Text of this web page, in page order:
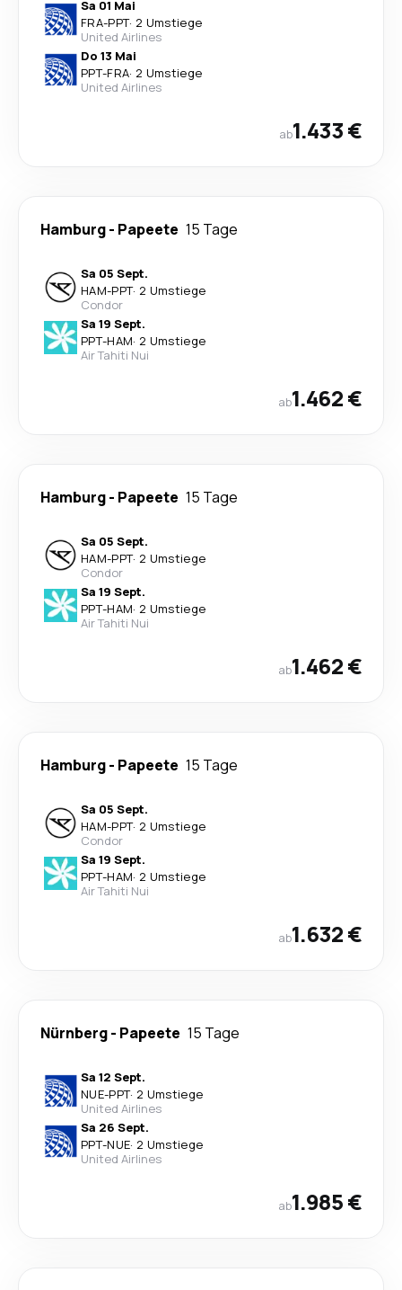
Sa 01 Mai
FRA-PPT· 2 Umstiege
United Airlines
Do 13 Mai
PPT-FRA· 2 Umstiege
United Airlines
ab1.433 €
Hamburg- Papeete 15 Tage
Sa 05 Sept.
HAM-PPT· 2 Umstiege
Condor
Sa 19 Sept.
PPT-HAM· 2 Umstiege
Air Tahiti Nui
ab1.462 €
Hamburg- Papeete 15 Tage
Sa 05 Sept.
HAM-PPT· 2 Umstiege
Condor
Sa 19 Sept.
PPT-HAM· 2 Umstiege
Air Tahiti Nui
ab1.462 €
Hamburg- Papeete 15 Tage
Sa 05 Sept.
HAM-PPT· 2 Umstiege
Condor
Sa 19 Sept.
PPT-HAM· 2 Umstiege
Air Tahiti Nui
ab1.632 €
Nürnberg- Papeete 15 Tage
Sa 12 Sept.
NUE-PPT· 2 Umstiege
United Airlines
Sa 26 Sept.
PPT-NUE· 2 Umstiege
United Airlines
ab1.985 €